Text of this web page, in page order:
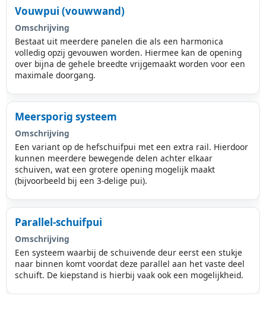
Vouwpui (vouwwand)
Omschrijving
Bestaat uit meerdere panelen die als een harmonica
volledig opzij gevouwen worden. Hiermee kan de opening
over bijna de gehele breedte vrijgemaakt worden voor een
maximale doorgang.
Meersporig systeem
Omschrijving
Een variant op de hefschuifpui met een extra rail. Hierdoor
kunnen meerdere bewegende delen achter elkaar
schuiven, wat een grotere opening mogelijk maakt
(bijvoorbeeld bij een 3-delige pui).
Parallel-schuifpui
Omschrijving
Een systeem waarbij de schuivende deur eerst een stukje
naar binnen komt voordat deze parallel aan het vaste deel
schuift. De kiepstand is hierbij vaak ook een mogelijkheid.